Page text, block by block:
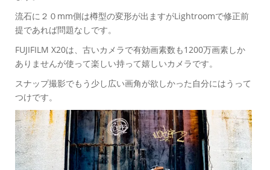
流石に２０mm側は樽型の変形が出ますがLightroomで修正前
提であれば問題なしです。
FUJIFILM X20は、古いカメラで有効画素数も1200万画素しか
ありませんが使って楽しい持って嬉しいカメラです。
スナップ撮影でもう少し広い画角が欲しかった自分にはうって
つけです。